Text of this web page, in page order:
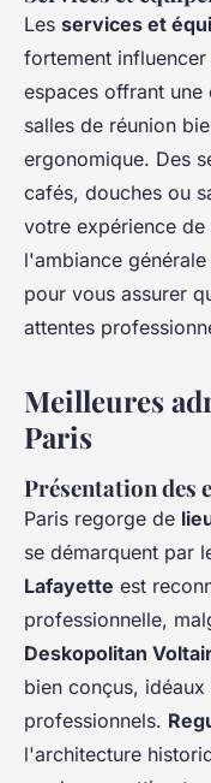
Les services et
fortement
espaces offrant
salles de réunion
ergonomique. Des
cafés, douches ou
votre expérience
l'ambiance
pour vous assurer
attentes
Meilleures
Paris
Présentation des
Paris regorge de
se démarquent par
Lafayette est
professionnelle,
Deskopolitan
bien conçus,
professionnels.
l'architecture